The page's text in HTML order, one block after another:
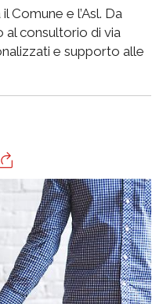
Comune e l’Asl. Da
al consultorio di via
e supporto alle